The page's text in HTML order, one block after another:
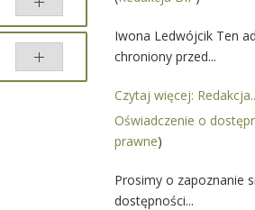
Iwona Ledwójcik Ten
chroniony przed...
Czytaj więcej:
Oświadczenie o
prawne)
Prosimy o zapoznanie
dostępności...